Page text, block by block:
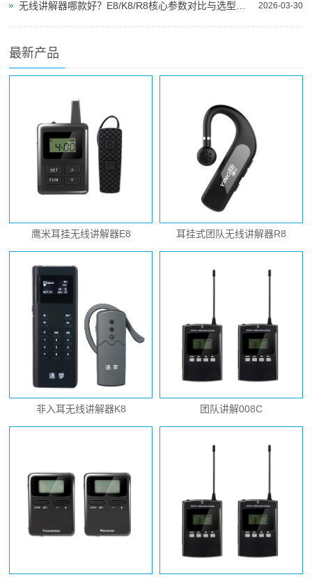
2026-03-30
最新产品
鹰米耳挂无线讲解器E8 耳挂式团队无线讲解器R8
非入耳无线讲解器K8 团队讲解008C